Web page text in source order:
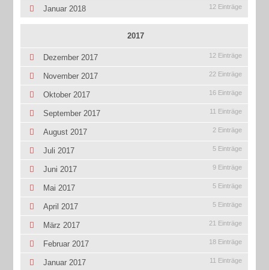
Januar 2018 12 Einträge
2017
Dezember 2017 12 Einträge
November 2017 22 Einträge
Oktober 2017 16 Einträge
September 2017 11 Einträge
August 2017 2 Einträge
Juli 2017 5 Einträge
Juni 2017 9 Einträge
Mai 2017 5 Einträge
April 2017 5 Einträge
März 2017 21 Einträge
Februar 2017 18 Einträge
Januar 2017 11 Einträge